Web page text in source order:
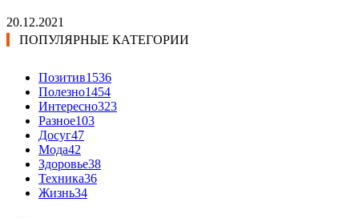
20.12.2021
ПОПУЛЯРНЫЕ КАТЕГОРИИ
Позитив1536
Полезно1454
Интересно323
Разное103
Досуг47
Мода42
Здоровье38
Техника36
Жизнь34